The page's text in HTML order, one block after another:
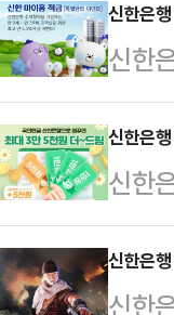
는 외
30일
라빈
든 고
그레
으로
신한은
신한
로 최
다고
입할
원이
용해
신한은
신한
드리
림 이
신한은
신한